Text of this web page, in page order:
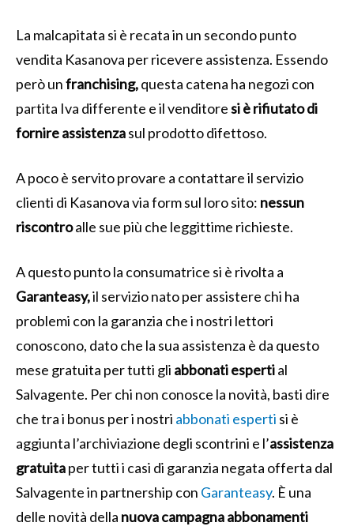
La malcapitata si è recata in un secondo punto
vendita Kasanova per ricevere assistenza. Essendo
però unfranchising,questa catena ha negozi con
partita Iva differente e il venditoresi è rifiutato di
fornire assistenzasul prodotto difettoso.
A poco è servito provare a contattare il servizio
clienti di Kasanova via form sul loro sito: nessun
riscontroalle sue più che leggittime richieste.
A questo punto la consumatrice si è rivolta a
Garanteasy,il servizio nato per assistere chi ha
problemi con la garanzia che i nostri lettori
conoscono, dato che la sua assistenza è da questo
mese gratuita per tutti gli abbonati espertial
Salvagente. Per chi non conosce la novità, basti dire
che tra i bonus per i nostri abbonati esperti si è
aggiunta l’archiviazione degli scontrini e l’assistenza
gratuitaper tutti i casi di garanzia negata offerta dal
Salvagente in partnership con Garanteasy. È una
delle novità della nuova campagna abbonamenti